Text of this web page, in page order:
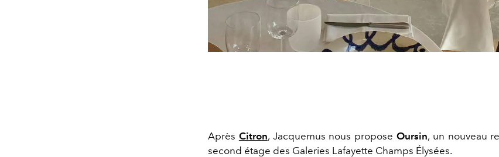
Après Citron, Jacquemus nous proposeOursin, un nouveau
second étage des Galeries Lafayette Champs Élysées.